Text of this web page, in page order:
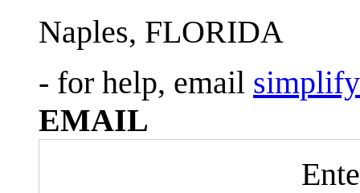
Naples, FLORIDA
- for help, email
EMAIL